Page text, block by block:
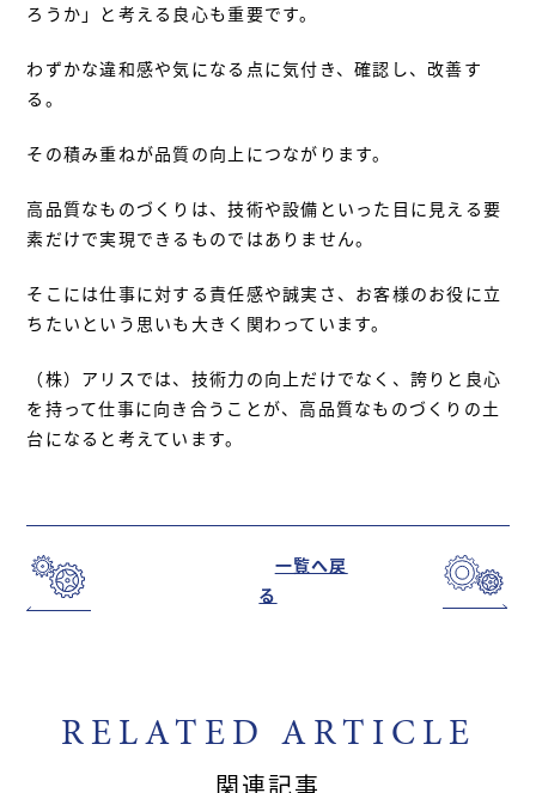
ろうか」と考える良心も重要です。
わずかな違和感や気になる点に気付き、確認し、改善す
る。
その積み重ねが品質の向上につながります。
高品質なものづくりは、技術や設備といった目に見える要
素だけで実現できるものではありません。
そこには仕事に対する責任感や誠実さ、お客様のお役に立
ちたいという思いも大きく関わっています。
（株）アリスでは、技術力の向上だけでなく、誇りと良心
を持って仕事に向き合うことが、高品質なものづくりの土
台になると考えています。
一覧へ戻
る
RELATED ARTICLE
関連記事